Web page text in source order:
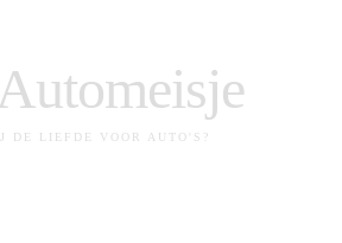
DE LIEFDE VOOR AUTO'S?